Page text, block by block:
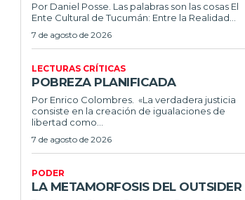
Por Daniel Posse. Las palabras son las cosas El
Ente Cultural de Tucumán: Entre la Realidad...
7 de agosto de 2026
LECTURAS CRÍTICAS
POBREZA PLANIFICADA
Por Enrico Colombres. «La verdadera justicia
consiste en la creación de igualaciones de
libertad como...
7 de agosto de 2026
PODER
LA METAMORFOSIS DEL OUTSIDER